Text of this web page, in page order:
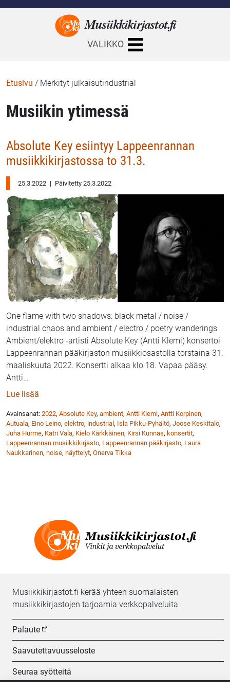
Musiikkikirjastot.fi
VALIKKO
Etusivu / Merkityt julkaisutindustrial
Musiikin ytimessä
Absolute Key esiintyy Lappeenrannan
musiikkikirjastossa to 31.3.
25.3.2022 | Päivitetty 25.3.2022
One flame with two shadows: black metal / noise /
industrial chaos and ambient / electro / poetry wanderings
Ambient/elektro -artisti Absolute Key (Antti Klemi) konsertoi
Lappeenrannan pääkirjaston musiikkiosastolla torstaina 31.
maaliskuuta 2022. Konsertti alkaa klo 18. Vapaa pääsy.
Antti …
Lue lisää
Avainsanat: 2022, Absolute Key, ambient, Antti Klemi, Antti Korpinen,
Autuala, Eino Leino, elektro, industrial, Isla Pikku-Pyhältö, Joose Keskitalo,
Juha Hurme, Katri Vala, Kielo Kärkkäinen, Kirsi Kunnas, konsertit,
Lappeenrannan musiikkikirjasto, Lappeenrannan pääkirjasto, Laura
Naukkarinen, noise, näyttelyt, Onerva Tikka
Musiikkikirjastot.fi kerää yhteen suomalaisten
musiikkikirjastojen tarjoamia verkkopalveluita.
Palaute
Saavutettavuusseloste
Seuraa syötteitä